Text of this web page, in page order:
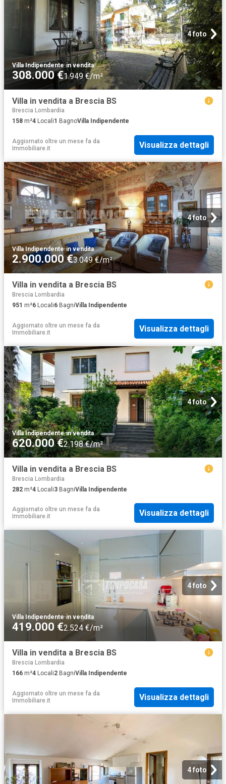
4 foto
Villa Indipendente·in vendita
308.000 €1.949 €/m²
Villa in vendita a Brescia BS
Brescia Lombardia
158 m²4 Locali1 BagnoVilla Indipendente
Aggiornato oltre un mese fa da
Immobiliare.it
Visualizza dettagli
4 foto
Villa Indipendente·in vendita
2.900.000 €3.049 €/m²
Villa in vendita a Brescia BS
Brescia Lombardia
951 m²6 Locali6 BagniVilla Indipendente
Aggiornato oltre un mese fa da
Immobiliare.it
Visualizza dettagli
4 foto
Villa Indipendente·in vendita
620.000 €2.198 €/m²
Villa in vendita a Brescia BS
Brescia Lombardia
282 m²4 Locali3 BagniVilla Indipendente
Aggiornato oltre un mese fa da
Immobiliare.it
Visualizza dettagli
4 foto
Villa Indipendente·in vendita
419.000 €2.524 €/m²
Villa in vendita a Brescia BS
Brescia Lombardia
166 m²4 Locali2 BagniVilla Indipendente
Aggiornato oltre un mese fa da
Immobiliare.it
Visualizza dettagli
4 foto